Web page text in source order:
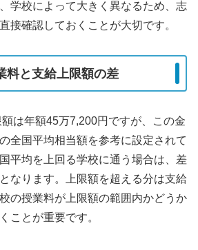
学校によって大きく異なるため、志
接確認しておくことが大切です。
料と支給上限額の差
は年額45万7,200円ですが、この金
全国平均相当額を参考に設定されて
平均を上回る学校に通う場合は、差
なります。上限額を超える分は支給
の授業料が上限額の範囲内かどうか
ことが重要です。